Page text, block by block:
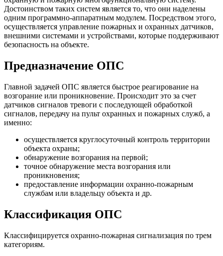
Достоинством таких систем является то, что они наделены
одним программно-аппаратным модулем. Посредством этого,
осуществляется управление пожарных и охранных датчиков,
внешними системами и устройствами, которые поддерживают
безопасность на объекте.
Предназначение ОПС
Главной задачей ОПС является быстрое реагирование на
возгорание или проникновение. Происходит это за счет
датчиков сигналов тревоги с последующей обработкой
сигналов, передачу на пульт охранных и пожарных служб, а
именно:
осуществляется круглосуточный контроль территории
объекта охраны;
обнаружение возгорания на первой;
точное обнаружение места возгорания или
проникновения;
предоставление информации охранно-пожарным
службам или владельцу объекта и др.
Классификация ОПС
Классифицируется охранно-пожарная сигнализация по трем
категориям.